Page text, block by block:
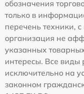
обозначения
только в
перечень техники,
организация не
указанных
интересы. Все виды
исключительно на
законном